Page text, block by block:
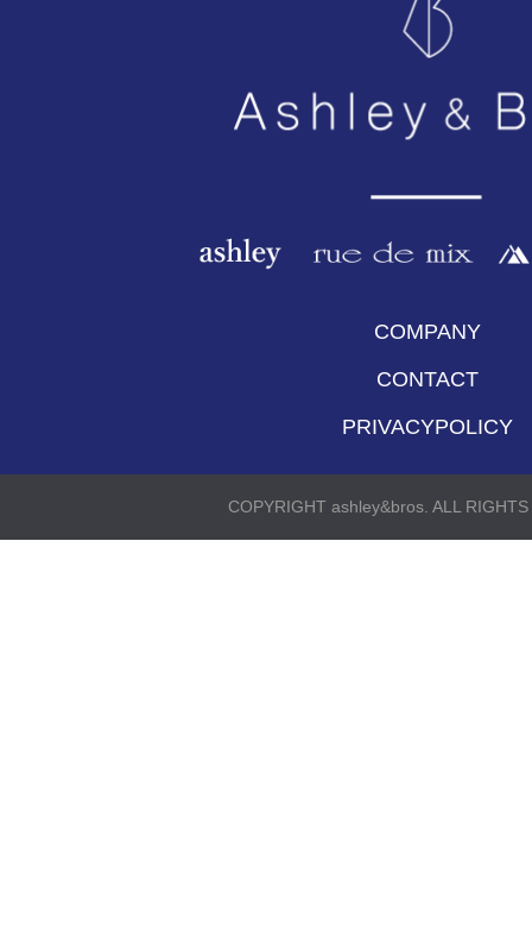
COMPANY
CONTACT
PRIVACYPOLICY
COPYRIGHT ashley&bros. ALL